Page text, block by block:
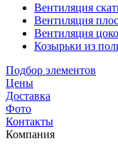
Вентиляция
Вентиляция
Вентиляция
Козырьки из
Подбор элементов
Цены
Доставка
Фото
Контакты
Компания